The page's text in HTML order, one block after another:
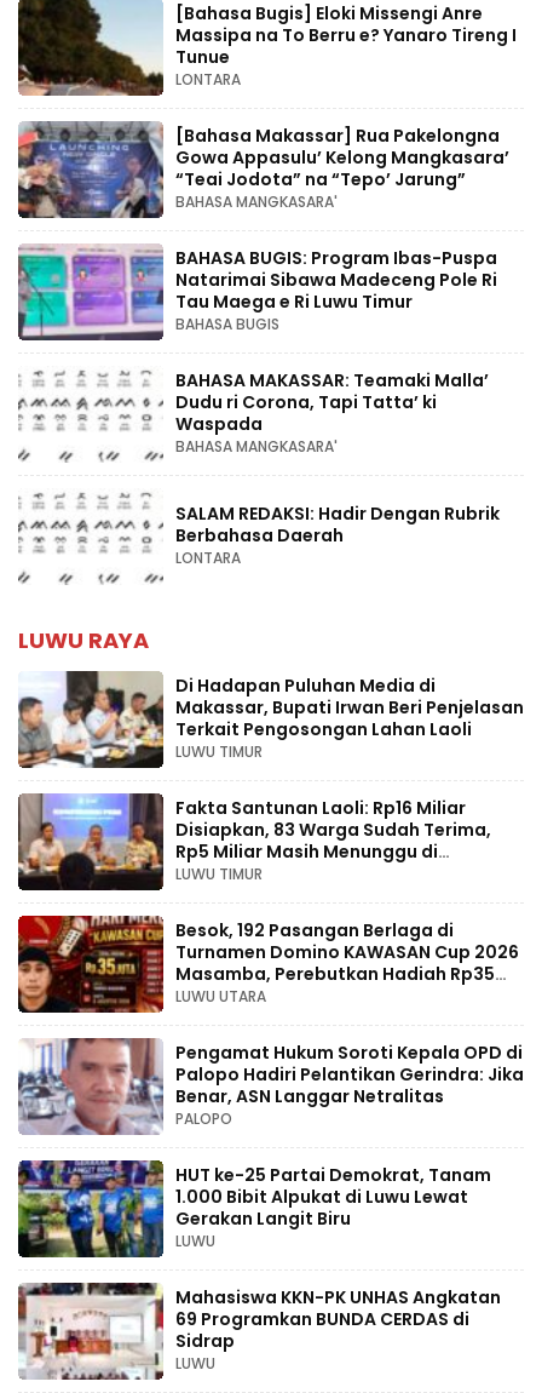
[Bahasa Bugis] ‎Eloki Missengi Anre
Massipa na To Berru e? Yanaro Tireng I
Tunue
LONTARA
[Bahasa Makassar] Rua Pakelongna
Gowa Appasulu’ Kelong Mangkasara’
“Teai Jodota” na “Tepo’ Jarung”
BAHASA MANGKASARA'
BAHASA BUGIS: Program Ibas-Puspa
Natarimai Sibawa Madeceng Pole Ri
Tau Maega e Ri Luwu Timur
BAHASA BUGIS
BAHASA MAKASSAR: Teamaki Malla’
Dudu ri Corona, Tapi Tatta’ ki
Waspada
BAHASA MANGKASARA'
SALAM REDAKSI: Hadir Dengan Rubrik
Berbahasa Daerah
LONTARA
LUWU RAYA
Di Hadapan Puluhan Media di
Makassar, Bupati Irwan Beri Penjelasan
Terkait Pengosongan Lahan Laoli
LUWU TIMUR
Fakta Santunan Laoli: Rp16 Miliar
Disiapkan, 83 Warga Sudah Terima,
Rp5 Miliar Masih Menunggu di
Pengadilan
LUWU TIMUR
Besok, 192 Pasangan Berlaga di
Turnamen Domino KAWASAN Cup 2026
Masamba, Perebutkan Hadiah Rp35
Juta
LUWU UTARA
Pengamat Hukum Soroti Kepala OPD di
Palopo Hadiri Pelantikan Gerindra: Jika
Benar, ASN Langgar Netralitas
PALOPO
HUT ke-25 Partai Demokrat, Tanam
1.000 Bibit Alpukat di Luwu Lewat
Gerakan Langit Biru
LUWU
Mahasiswa KKN-PK UNHAS Angkatan
69 Programkan BUNDA CERDAS di
Sidrap
LUWU